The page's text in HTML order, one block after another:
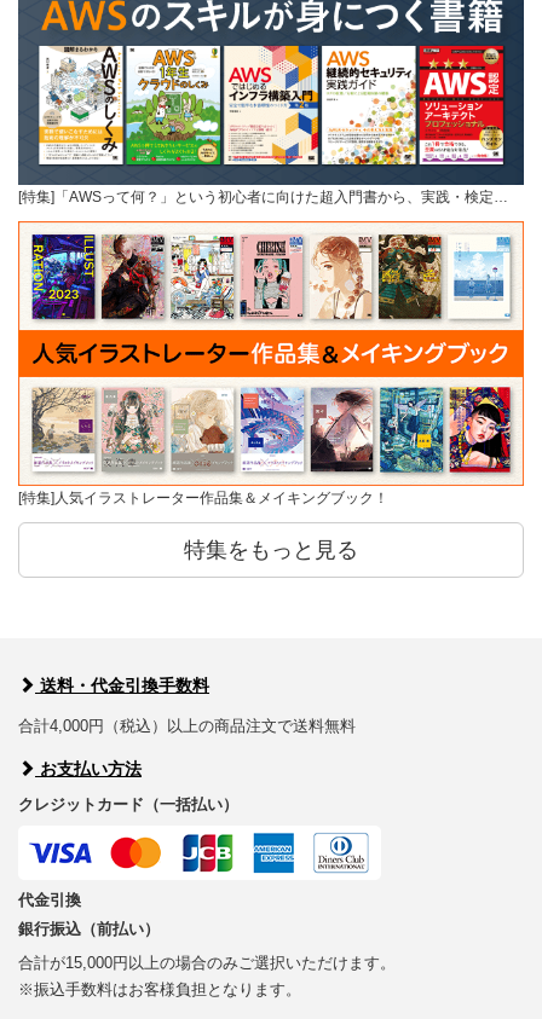
[特集]「AWSって何？」という初心者に向けた超入門書から、実践・検定…
[特集]人気イラストレーター作品集＆メイキングブック！
特集をもっと見る
送料・代金引換手数料
合計4,000円（税込）以上の商品注文で送料無料
お支払い方法
クレジットカード（一括払い）
代金引換
銀行振込（前払い）
合計が15,000円以上の場合のみご選択いただけます。
※振込手数料はお客様負担となります。